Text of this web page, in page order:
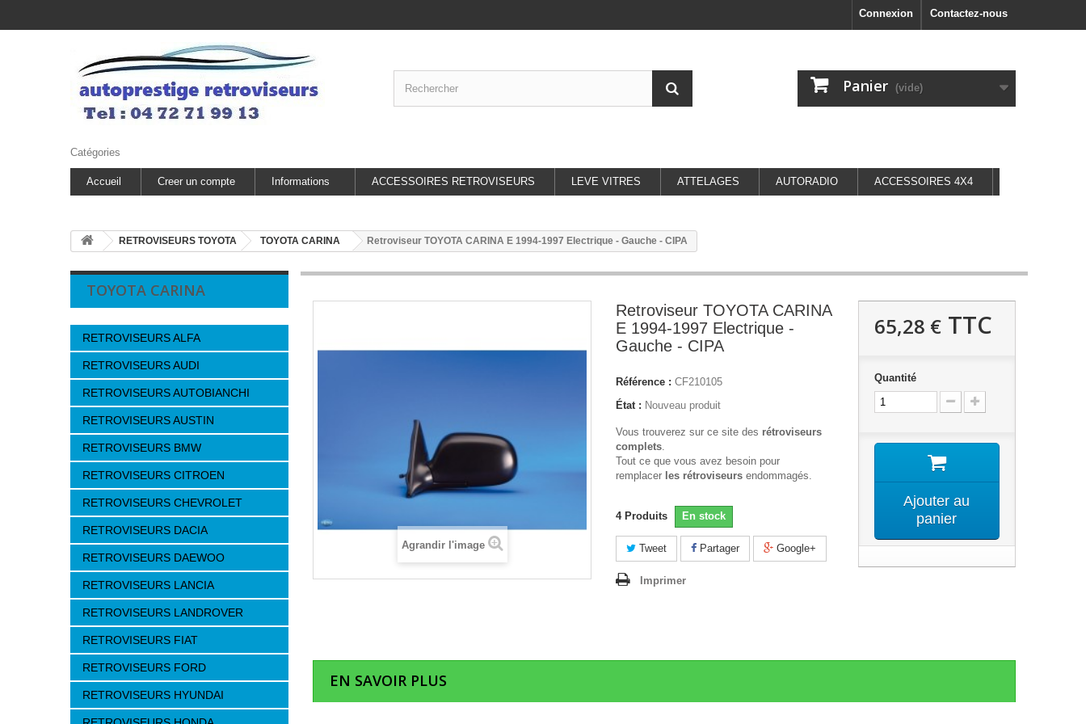
Contactez-nous
Connexion
Panier (vide)
Catégories
Accueil Creer un compte Informations ACCESSOIRES RETROVISEURS LEVE VITRES ATTELAGES AUTORADIO ACCESSOIRES 4X4
RETROVISEURS TOYOTA TOYOTA CARINA Retroviseur TOYOTA CARINA E 1994-1997 Electrique - Gauche - CIPA
TOYOTA CARINA
RETROVISEURS ALFA
RETROVISEURS AUDI
RETROVISEURS AUTOBIANCHI
RETROVISEURS AUSTIN
RETROVISEURS BMW
RETROVISEURS CITROEN
RETROVISEURS CHEVROLET
RETROVISEURS DACIA
RETROVISEURS DAEWOO
RETROVISEURS LANCIA
RETROVISEURS LANDROVER
RETROVISEURS FIAT
RETROVISEURS FORD
RETROVISEURS HYUNDAI
Agrandir l'image
Retroviseur TOYOTA CARINA
E 1994-1997 Electrique -
Gauche - CIPA
Référence : CF210105
État : Nouveau produit
Vous trouverez sur ce site des rétroviseurs
complets.
Tout ce que vous avez besoin pour
remplacer les rétroviseurs endommagés.
4 Produits En stock
Tweet Partager Google+
Imprimer
65,28 €TTC
Quantité
Ajouter au
panier
EN SAVOIR PLUS